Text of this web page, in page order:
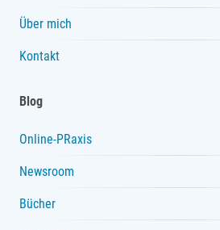
Über mich
Kontakt
Blog
Online-PRaxis
Newsroom
Bücher